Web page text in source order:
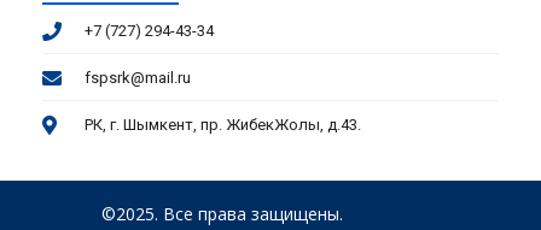
+7 (727) 294-43-34
fspsrk@mail.ru
РК, г. Шымкент, пр. ЖибекЖолы, д.43.
©2025. Все права защищены.